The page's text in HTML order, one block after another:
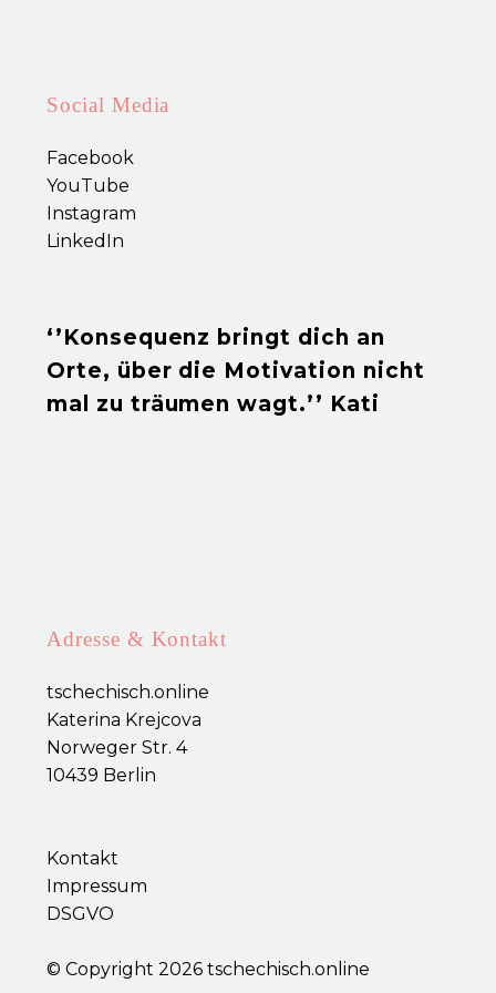
Social Media
Facebook
YouTube
Instagram
LinkedIn
‘’Konsequenz bringt dich an
Orte, über die Motivation nicht
mal zu träumen wagt.’’ Kati
Adresse & Kontakt
tschechisch.online
Katerina Krejcova
Norweger Str. 4
10439 Berlin
Kontakt
Impressum
DSGVO
© Copyright 2026 tschechisch.online